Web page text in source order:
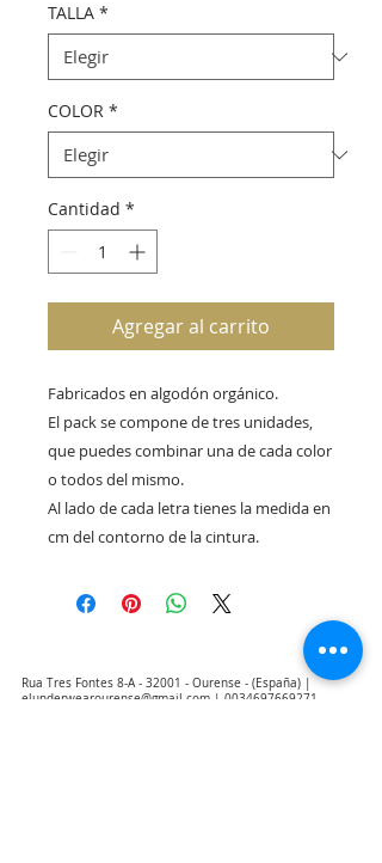
TALLA *
COLOR *
Cantidad *
Agregar al carrito
Fabricados en algodón orgánico.
El pack se compone de tres unidades,
que puedes combinar una de cada color
o todos del mismo.
Al lado de cada letra tienes la medida en
cm del contorno de la cintura.
Rua Tres Fontes 8-A - 32001 - Ourense - (España) |
elunderwearourense@gmail.com | 0034697669271